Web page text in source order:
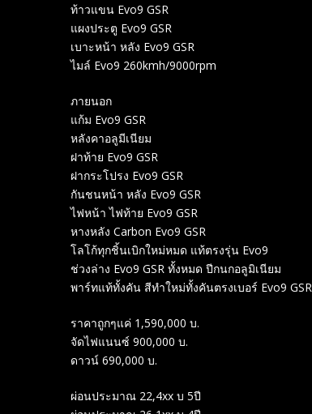
ท้าวแขน Evo9 GSR
แผงประตู Evo9 GSR
เบาะหน้า หลัง Evo9 GSR
ไมล์ Evo9 260kmh/9000rpm
ภายนอก
แก้ม Evo9 GSR
หลังคาอลูมีเนียม
ฝาท้าย Evo9 GSR
ฝากระโปรง Evo9 GSR
กันชนหน้า หลัง Evo9 GSR
ไฟหน้า ไฟท้าย Evo9 GSR
หางหลัง Carbon Evo9 GSR
โลโก้ทุกชิ้นเบิกใหม่หมด แท้ตรงรุ่น Evo9
ช่วงล่าง Evo9 GSR ทั้งหมด ปีกนกอลูมิเนียม
พาร์ทแท้ทั้งคัน สีทำใหม่ทั้งคันตรงเบอร์ Evo9 GSR
ราคาถูกๆแค่ 1,590,000 บ.
จัดไฟแนนซ์ 900,000 บ.
ดาวน์ 690,000 บ.
ผ่อนประมาณ 22,4xx บ 5ปี